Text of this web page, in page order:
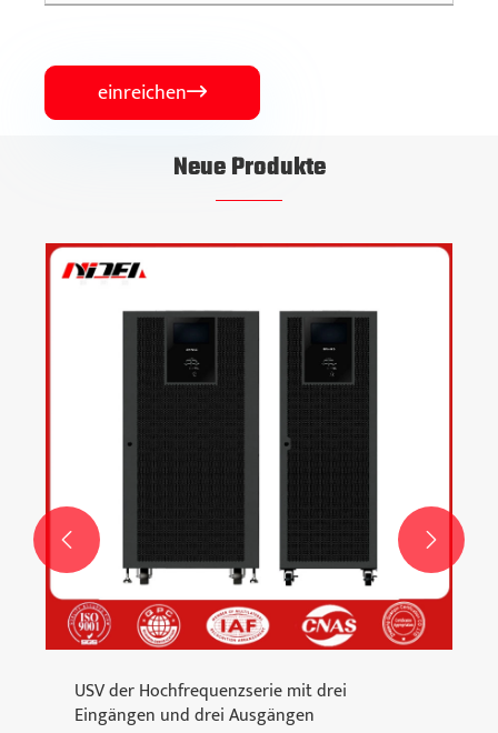
einreichen
Neue Produkte
USV der Hochfrequenzserie mit drei
Eingängen und drei Ausgängen
 